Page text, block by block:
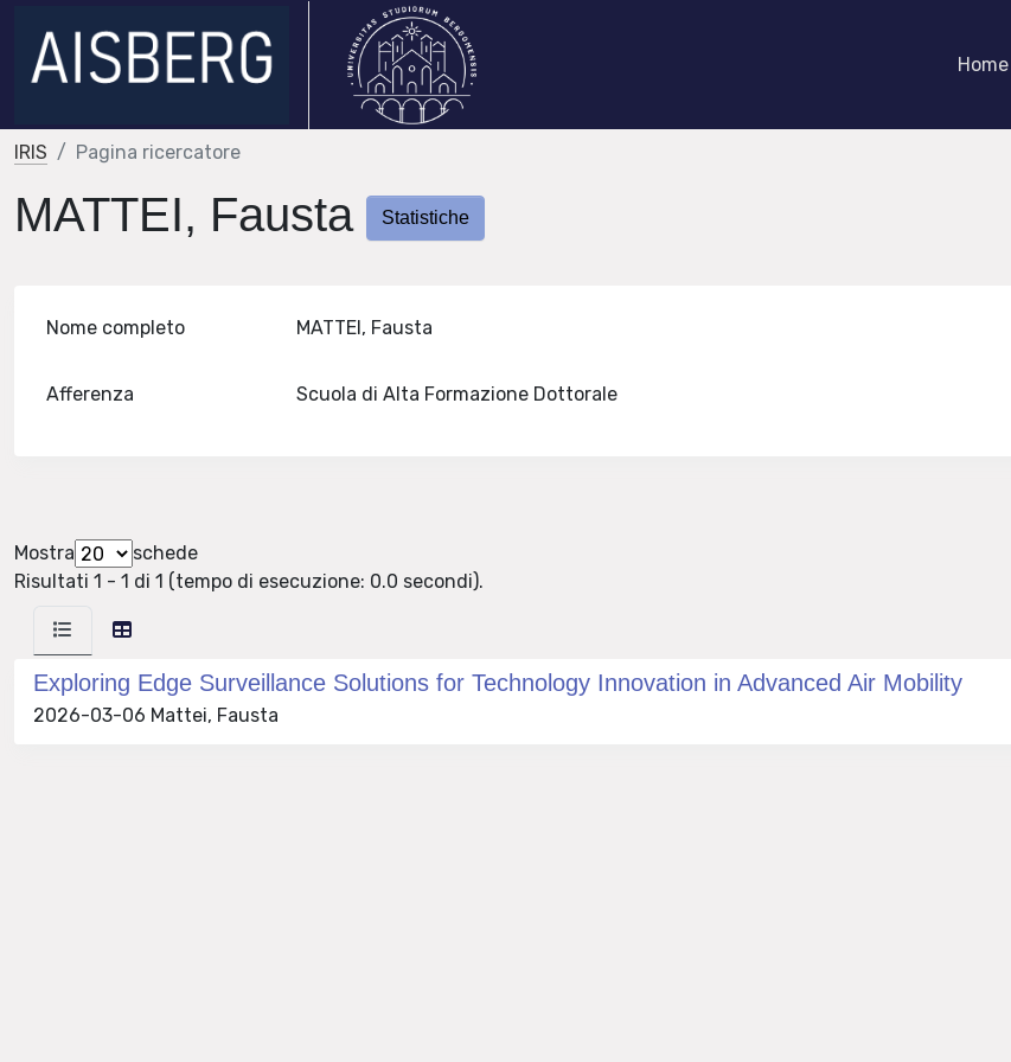
Home
IRIS Pagina ricercatore
MATTEI, Fausta Statistiche
Nome completo MATTEI, Fausta
Afferenza Scuola di Alta Formazione Dottorale
Mostra
schede
Risultati 1 - 1 di 1 (tempo di esecuzione: 0.0 secondi).
Exploring Edge Surveillance Solutions for Technology Innovation in Advanced Air Mobility
2026-03-06 Mattei, Fausta